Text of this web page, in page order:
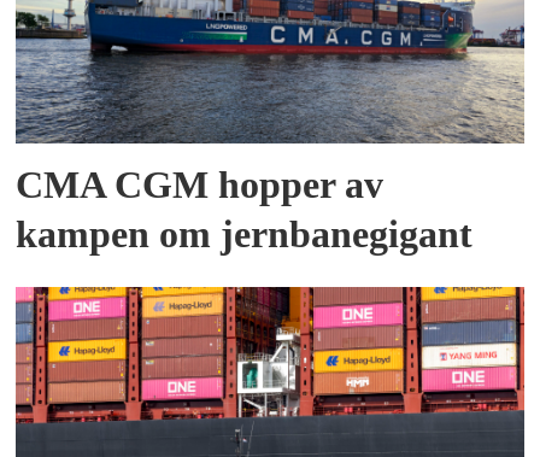
CMA CGM hopper av
kampen om jernbanegigant